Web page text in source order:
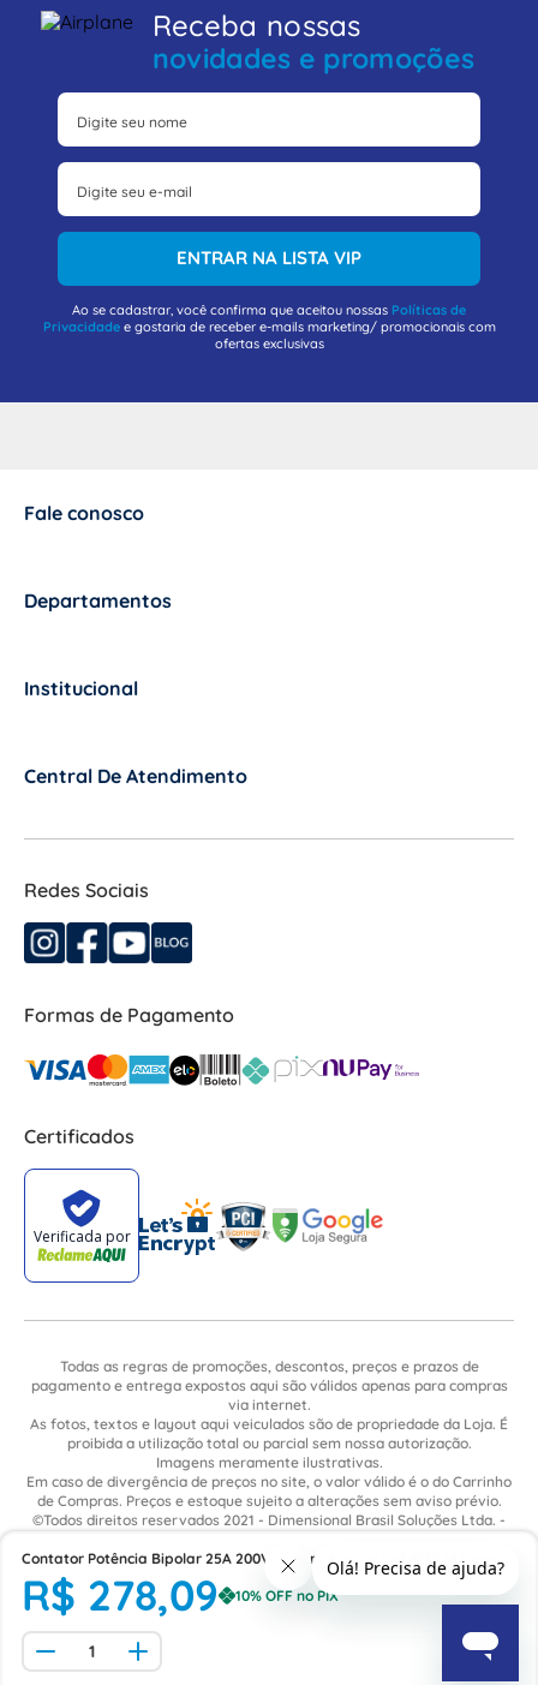
Contator Potência Bipolar 25A 200VCA Sem Auxiliar Cx3 412524 Cemar
Legrand
R$ 278,09
Receba nossas
novidades e promoções
ENTRAR NA LISTA VIP
Ao se cadastrar, você confirma que aceitou nossas Políticas de
Privacidadee gostaria de receber e-mails marketing/ promocionais com
ofertas exclusivas
Fale conosco
Departamentos
Institucional
Central De Atendimento
Redes Sociais
Formas de Pagamento
Certificados
Todas as regras de promoções, descontos, preços e prazos de
pagamento e entrega expostos aqui são válidos apenas para compras
via internet.
As fotos, textos e layout aqui veiculados são de propriedade da Loja. É
proibida a utilização total ou parcial sem nossa autorização.
Imagens meramente ilustrativas.
Em caso de divergência de preços no site, o valor válido é o do Carrinho
de Compras. Preços e estoque sujeito a alterações sem aviso prévio.
©Todos direitos reservados 2021 - Dimensional Brasil Soluções Ltda. -
Village Limeira. Pavilhão Sítio São João - Limeira - SP / CEP: 13.481-316